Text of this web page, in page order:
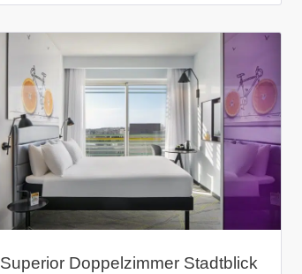
Superior Doppelzimmer Stadtblick